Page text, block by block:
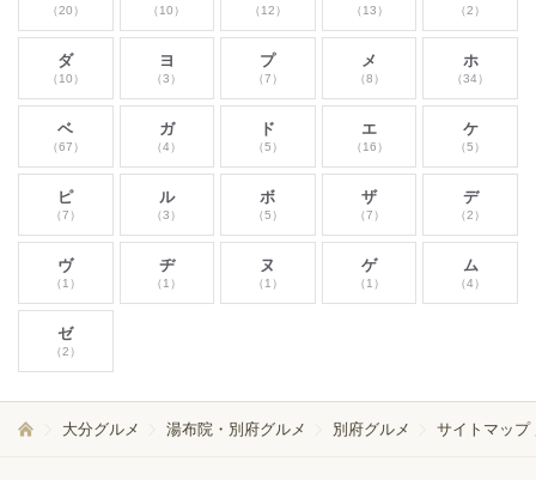
（20） （10） （12） （13） （2）
ダ
（10）
ヨ
（3）
プ
（7）
メ
（8）
ホ
（34）
ベ
（67）
ガ
（4）
ド
（5）
エ
（16）
ケ
（5）
ピ
（7）
ル
（3）
ボ
（5）
ザ
（7）
デ
（2）
ヴ
（1）
ヂ
（1）
ヌ
（1）
ゲ
（1）
ム
（4）
ゼ
（2）
大分グルメ 湯布院・別府グルメ 別府グルメ サイトマップ